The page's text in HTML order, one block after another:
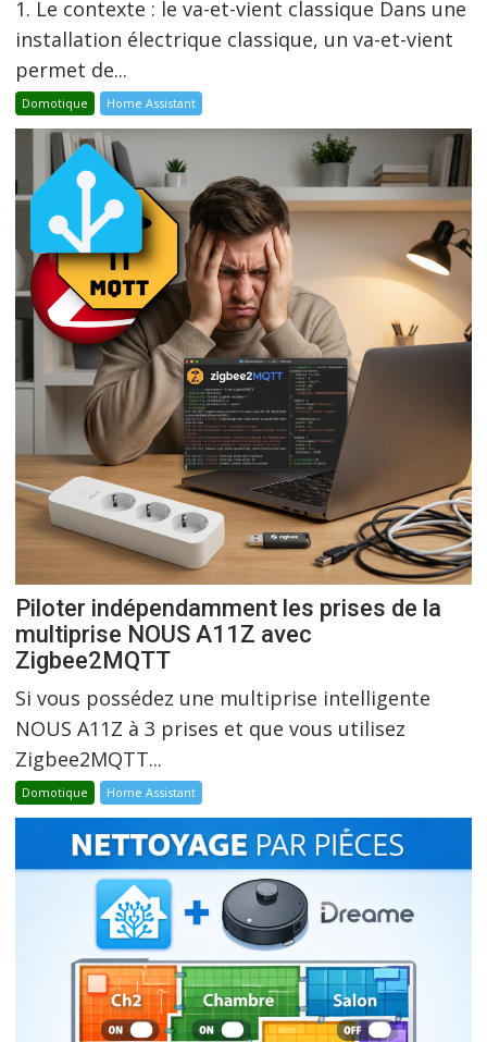
1. Le contexte : le va-et-vient classique Dans une
installation électrique classique, un va-et-vient
permet de...
Domotique Home Assistant
Piloter indépendamment les prises de la
multiprise NOUS A11Z avec
Zigbee2MQTT
Si vous possédez une multiprise intelligente
NOUS A11Z à 3 prises et que vous utilisez
Zigbee2MQTT...
Domotique Home Assistant